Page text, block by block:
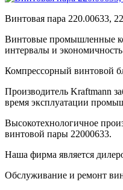
Винтовая пара 220.00633,
Винтовые промышленные
интервалы и
Компрессорный винтовой
Производитель Kraftmann
время эксплуатации
Высокотехнологичное
винтовой пары 22000633.
Наша фирма является
Обслуживание и ремонт